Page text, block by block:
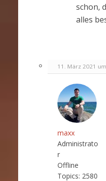
schon,
alles
11. März 2021
maxx
Administrato
r
Offline
Topics: 2580